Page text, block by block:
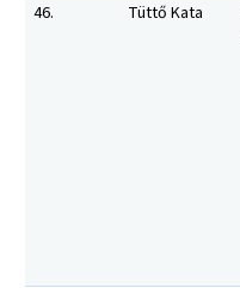
46.
Tüttő Kata